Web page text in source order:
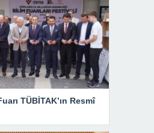
TÜBİTAK’ın Resmî